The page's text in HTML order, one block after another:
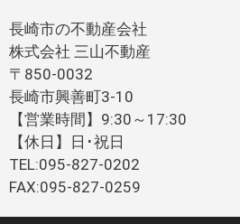
長崎市の不動産会社
株式会社 三山不動産
〒850-0032
長崎市興善町3-10
【営業時間】9:30～17:30
【休日】日･祝日
TEL:095-827-0202
FAX:095-827-0259